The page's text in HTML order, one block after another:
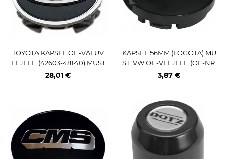
TOYOTA KAPSEL OE-VALUV
ELJELE (42603-48140) MUST
28,01 €
KAPSEL 56MM (LOGOTA) MU
ST. VW OE-VELJELE (OE-NR:
6NO 601 171)
3,87 €